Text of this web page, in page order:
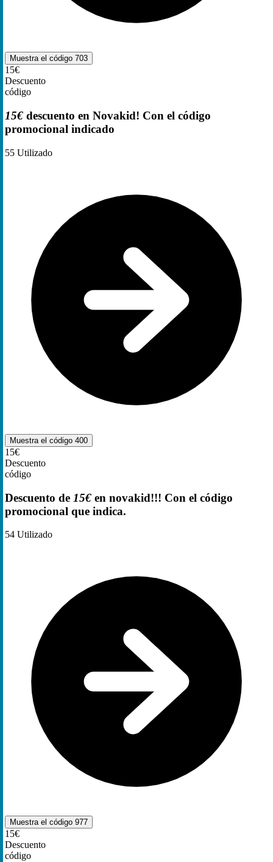
Muestra el código 703
15€
Descuento
código
15€ descuento en Novakid! Con el código
promocional indicado
55 Utilizado
Muestra el código 400
15€
Descuento
código
Descuento de 15€ en novakid!!! Con el código
promocional que indica.
54 Utilizado
Muestra el código 977
15€
Descuento
código